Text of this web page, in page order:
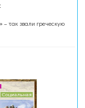
– так звали греческую